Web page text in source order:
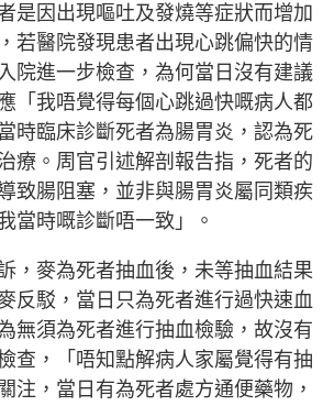
是因出現嘔吐及發燒等症狀而增加
若醫院發現患者出現心跳偏快的情
院進一步檢查，為何當日沒有建議
「我唔覺得每個心跳過快嘅病人都
時臨床診斷死者為腸胃炎，認為死
療。周官引述解剖報告指，死者的
致腸阻塞，並非與腸胃炎屬同類疾
當時嘅診斷唔一致」。
，麥為死者抽血後，未等抽血結果
反駁，當日只為死者進行過快速血
無須為死者進行抽血檢驗，故沒有
查，「唔知點解病人家屬覺得有抽
注，當日有為死者處方通便藥物，